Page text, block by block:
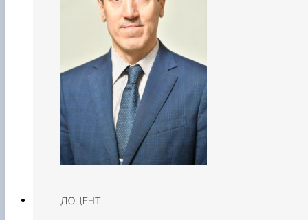
ДОЦЕНТ